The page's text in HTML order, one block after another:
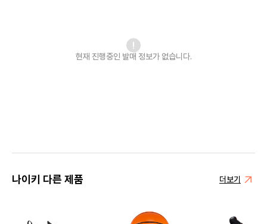
현재 진행중인 발매 정보가 없습니다.
나이키 다른 제품 더보기